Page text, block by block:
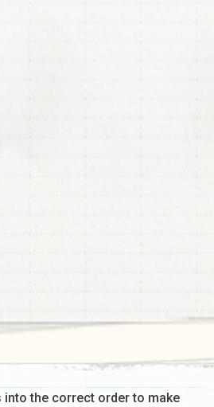
into the correct order to make